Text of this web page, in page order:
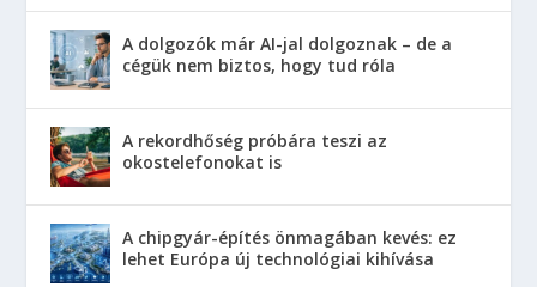
A dolgozók már AI-jal dolgoznak – de a
cégük nem biztos, hogy tud róla
A rekordhőség próbára teszi az
okostelefonokat is
A chipgyár-építés önmagában kevés: ez
lehet Európa új technológiai kihívása